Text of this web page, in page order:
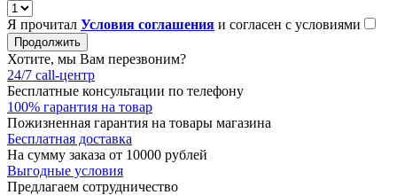
Я прочитал Условия соглашения и согласен с условиями
Продолжить
Хотите, мы Вам перезвоним?
24/7 call-центр
Бесплатные консультации по телефону
100% гарантия на товар
Пожизненная гарантия на товары магазина
Бесплатная доставка
На сумму заказа от 10000 рублей
Выгодные условия
Предлагаем сотрудничество